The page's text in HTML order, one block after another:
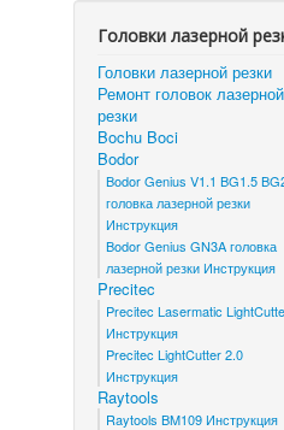
Головки лазерной
Головки лазерной резки
Ремонт головок лазерной
резки
Bochu Boci
Bodor
Bodor Genius V1.1 BG1.5
головка лазерной резки
Инструкция
Bodor Genius GN3A головка
лазерной резки Инструкция
Precitec
Precitec Lasermatic
Инструкция
Precitec LightCutter 2.0
Инструкция
Raytools
Raytools BM109 Инструкция